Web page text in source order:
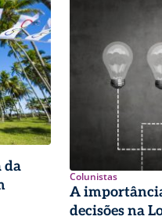
da
Colunistas
A
decisões na